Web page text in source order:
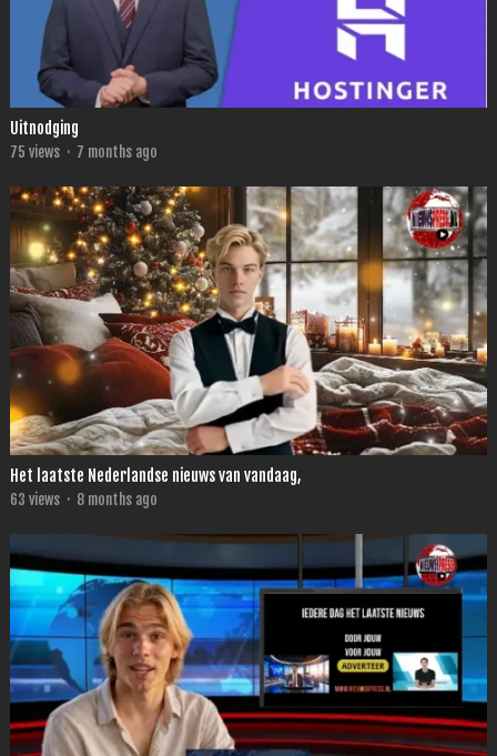
Uitnodging
75 views · 7 months ago
Het laatste Nederlandse nieuws van vandaag,
63 views · 8 months ago